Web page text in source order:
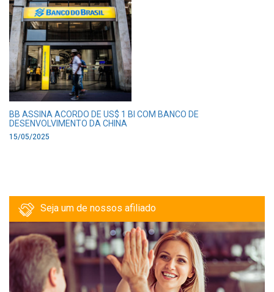
BB ASSINA ACORDO DE US$ 1 BI COM BANCO DE
DESENVOLVIMENTO DA CHINA
15/05/2025
Seja um de nossos afiliado